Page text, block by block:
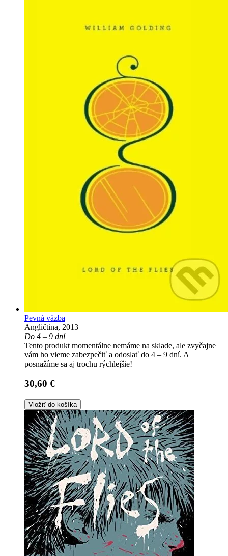
Pevná väzba
Angličtina, 2013
Do 4 – 9 dní
Tento produkt momentálne nemáme na sklade, ale zvyčajne
vám ho vieme zabezpečiť a odoslať do 4 – 9 dní. A
posnažíme sa aj trochu rýchlejšie!
30,60 €
Vložiť do košíka